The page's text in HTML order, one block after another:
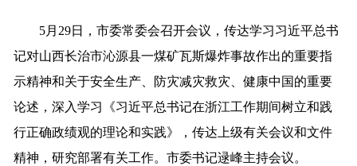
5月 29日，市委常委会召开会议，传达学习习近平总书
记对山西长治市沁源县一煤矿瓦斯爆炸事故作出的重要指
示精神和关于安全生产、 防灾减灾救灾、健康中国的重要
论述 ，深入学习《习近平总书记在浙江工作期间树立和践
行正确政绩观的理论和实践》，传达上级有关会议和文件
精神，研究部署有关工作。市委书记逯峰主持会议。